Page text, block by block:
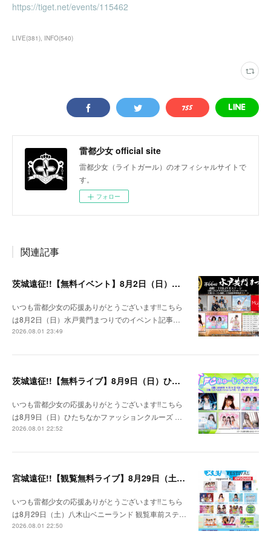
https://tiget.net/events/115462
LIVE(381) INFO(540)
雷都少女 official site
雷都少女（ライトガール）のオフィシャルサイトで
す。
フォロー
関連記事
茨城遠征!!【無料イベント】8月2日（日）水戸黄門まつり
いつも雷都少女の応援ありがとうございます!!こちら
は8月2日（日）水戸黄門まつりでのイベント記事…
2026.08.01 23:49
茨城遠征!!【無料ライブ】8月9日（日）ひたちなかファッションクルーズ 野外ステージ
いつも雷都少女の応援ありがとうございます!!こちら
は8月9日（日）ひたちなかファッションクルーズ …
2026.08.01 22:52
宮城遠征!!【観覧無料ライブ】8月29日（土）八木山ベニーランド
いつも雷都少女の応援ありがとうございます!!こちら
は8月29日（土）八木山ベニーランド 観覧車前ステ…
2026.08.01 22:50